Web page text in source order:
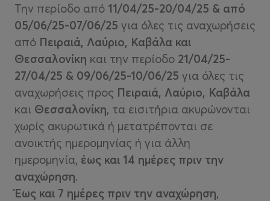
Την περίοδο από 11/04/25-20/04/25 & από
05/06/25-07/06/25 για όλες τις αναχωρήσεις
από Πειραιά, Λαύριο, Καβάλα και
Θεσσαλονίκη και την περίοδο 21/04/25-
27/04/25 & 09/06/25-10/06/25 για όλες τις
αναχωρήσεις προς Πειραιά, Λαύριο, Καβάλα
και Θεσσαλονίκη, τα εισιτήρια ακυρώνονται
χωρίς ακυρωτικά ή μετατρέπονται σε
ανοικτής ημερομηνίας ή για άλλη
ημερομηνία, έως και 14 ημέρες πριν την
αναχώρηση.
Έως και 7 ημέρες πριν την αναχώρηση,